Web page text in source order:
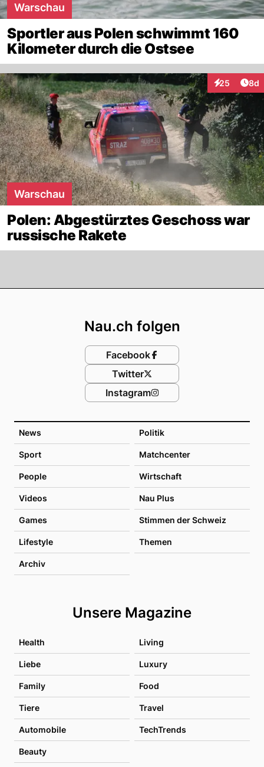
Warschau
Sportler aus Polen schwimmt 160
Kilometer durch die Ostsee
25
Interaktionen
8d
Warschau
Polen: Abgestürztes Geschoss war
russische Rakete
News Politik
Sport Matchcenter
People Wirtschaft
Videos Nau Plus
Games Stimmen der Schweiz
Lifestyle Themen
Archiv
Unsere Magazine
Health Living
Liebe Luxury
Family Food
Tiere Travel
Automobile TechTrends
Beauty
Nau.ch folgen
Facebook
Twitter
Instagram